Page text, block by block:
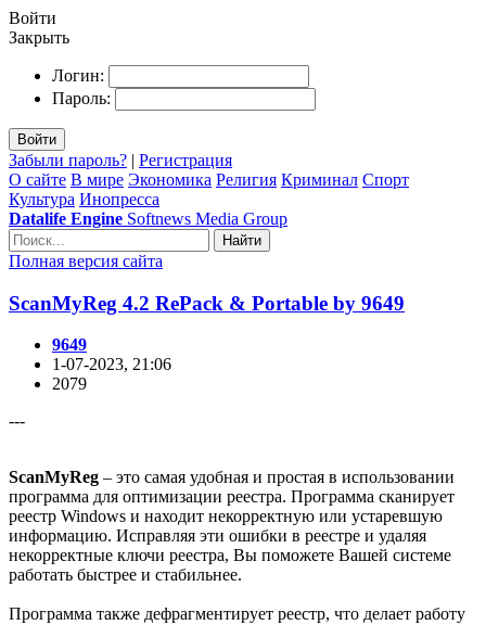
Войти
Закрыть
Логин:
Пароль:
Войти
Забыли пароль? | Регистрация
О сайте В мире Экономика Религия Криминал Спорт
Культура Инопресса
Datalife Engine Softnews Media Group
Найти
Полная версия сайта
ScanMyReg 4.2 RePack & Portable by 9649
9649
1-07-2023, 21:06
2079
---
ScanMyReg – это самая удобная и простая в использовании
программа для оптимизации реестра. Программа сканирует
реестр Windows и находит некорректную или устаревшую
информацию. Исправляя эти ошибки в реестре и удаляя
некорректные ключи реестра, Вы поможете Вашей системе
работать быстрее и стабильнее.
Программа также дефрагментирует реестр, что делает работу